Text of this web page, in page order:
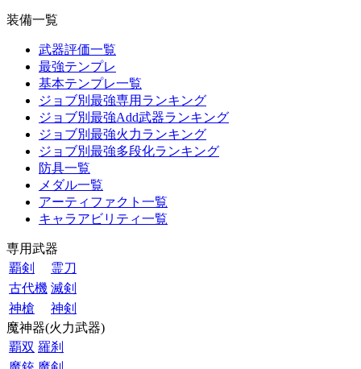
装備一覧
武器評価一覧
最強テンプレ
基本テンプレ一覧
ジョブ別最強専用ランキング
ジョブ別最強Add武器ランキング
ジョブ別最強火力ランキング
ジョブ別最強多段化ランキング
防具一覧
メダル一覧
アーティファクト一覧
キャラアビリティ一覧
専用武器
覇剣
霊刀
古代機 滅剣
神槍
神剣
魔神器(火力武器)
覇双 羅刹